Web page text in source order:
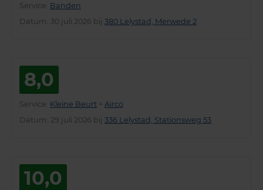
Service Banden
Datum : 30 juli 2026 bij 380 Lelystad, Merwede 2
8,0
Service Kleine Beurt + Airco
Datum
: 29 juli 2026 bij 336 Lelystad, Stationsweg 53
10,0